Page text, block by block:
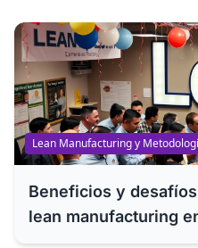
Lean Manufacturing y
Beneficios y
lean manufacturing